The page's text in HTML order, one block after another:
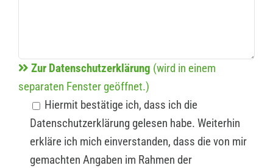
Zur Datenschutzerklärung (wird in einem
separaten Fenster geöffnet.)
Hiermit bestätige ich, dass ich die
Datenschutzerklärung gelesen habe. Weiterhin
erkläre ich mich einverstanden, dass die von mir
gemachten Angaben im Rahmen der